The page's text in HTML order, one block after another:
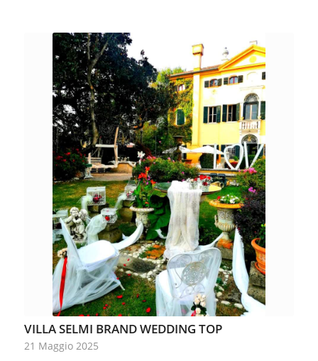
VILLA SELMI BRAND WEDDING TOP
21 Maggio 2025